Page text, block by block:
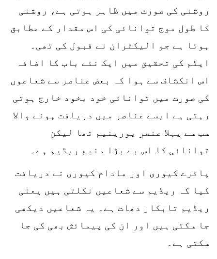
روشنی کی صورت میں ظاہر ہوتی ہے، روشنی
کا طول موج توانائی کی اس مقدار کے مطابق
ہوتا ہے جو الیکٹران نے قبول کی تھی۔
ایٹم کی تحقیق میں ایک نئے باب کا اضافہ
اس انکشاف سے ہوا کہ بعض عناصر سے شعاعوں
کی صورت میں توانائی خود بخود خارج ہوتی
رہتی ہے ایسے عناصر میں دریافت ہونے والا
سب سے پہلا عنصر یورینیم تھا لیکن
توانائی کا اس بے بڑا منبع ریڈیم ہے۔
پائرے کیوری اور مادام کیوری نے دریافت
کیا کہ ریڈیم سے شعاعیں نکلتی ہیں یعنی
ریڈیم تابکار دھات ہے۔ یہ شعاعیں دیکھی
جا سکتی ہیں اور ان کی پیمائش بھی کی جا
سکتی ہے۔